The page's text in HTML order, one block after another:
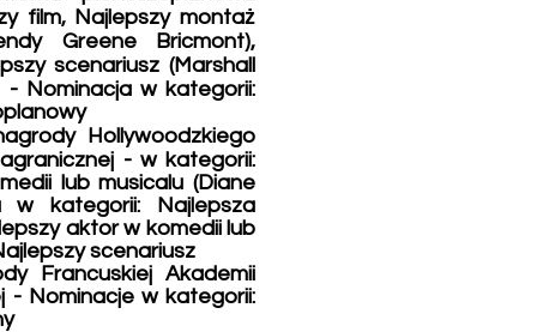
film, Najlepszy montaż
Greene Bricmont),
scenariusz (Marshall
Nominacja w kategorii:
Hollywoodzkiego
- w kategorii:
lub musicalu (Diane
kategorii: Najlepsza
aktor w komedii lub
scenariusz
Francuskiej Akademii
- Nominacje w kategorii: